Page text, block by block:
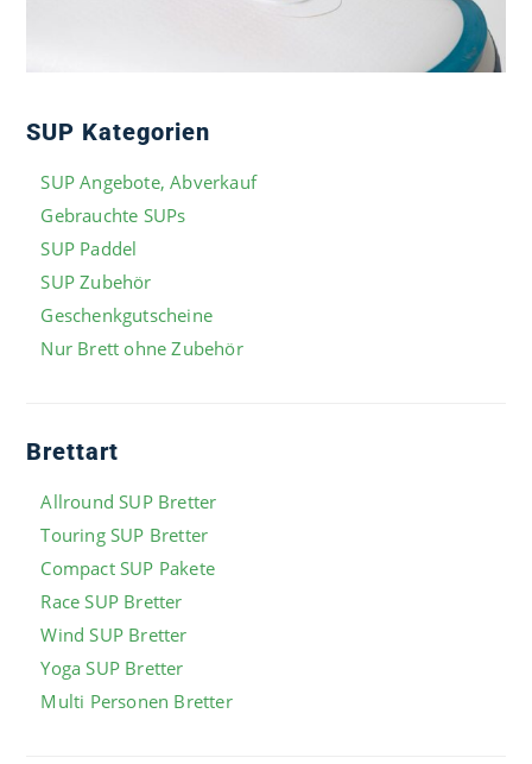
SUP Kategorien
SUP Angebote, Abverkauf
Gebrauchte SUPs
SUP Paddel
SUP Zubehör
Geschenkgutscheine
Nur Brett ohne Zubehör
Brettart
Allround SUP Bretter
Touring SUP Bretter
Compact SUP Pakete
Race SUP Bretter
Wind SUP Bretter
Yoga SUP Bretter
Multi Personen Bretter